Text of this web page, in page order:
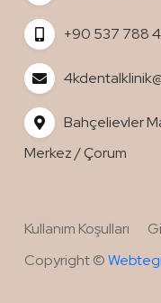
WhatsApp
İle Sipariş
+90 537 788
Bahçelievler
Merkez / Çorum
Copyright ©
Kullanım Koşulları